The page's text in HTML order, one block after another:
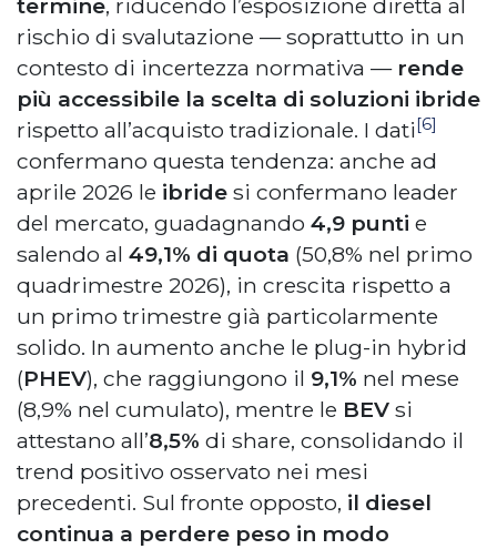
termine, riducendo l’esposizione diretta al
rischio di svalutazione — soprattutto in un
contesto di incertezza normativa — rende
più accessibile la scelta di soluzioni ibride
rispetto all’acquisto tradizionale. I dati[6]
confermano questa tendenza: anche ad
aprile 2026 le ibride si confermano leader
del mercato, guadagnando 4,9 punti e
salendo al 49,1% di quota (50,8% nel primo
quadrimestre 2026), in crescita rispetto a
un primo trimestre già particolarmente
solido. In aumento anche le plug-in hybrid
(PHEV), che raggiungono il 9,1% nel mese
(8,9% nel cumulato), mentre le BEV si
attestano all’8,5% di share, consolidando il
trend positivo osservato nei mesi
precedenti. Sul fronte opposto, il diesel
continua a perdere peso in modo